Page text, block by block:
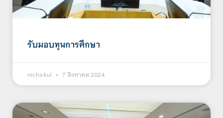
รับมอบทุนการศึกษา
nicha.kul 7 สิงหาคม 2024